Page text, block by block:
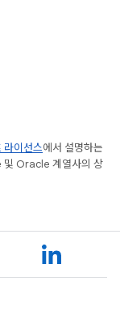
라이선스에서 설명하는
및 Oracle 계열사의 상